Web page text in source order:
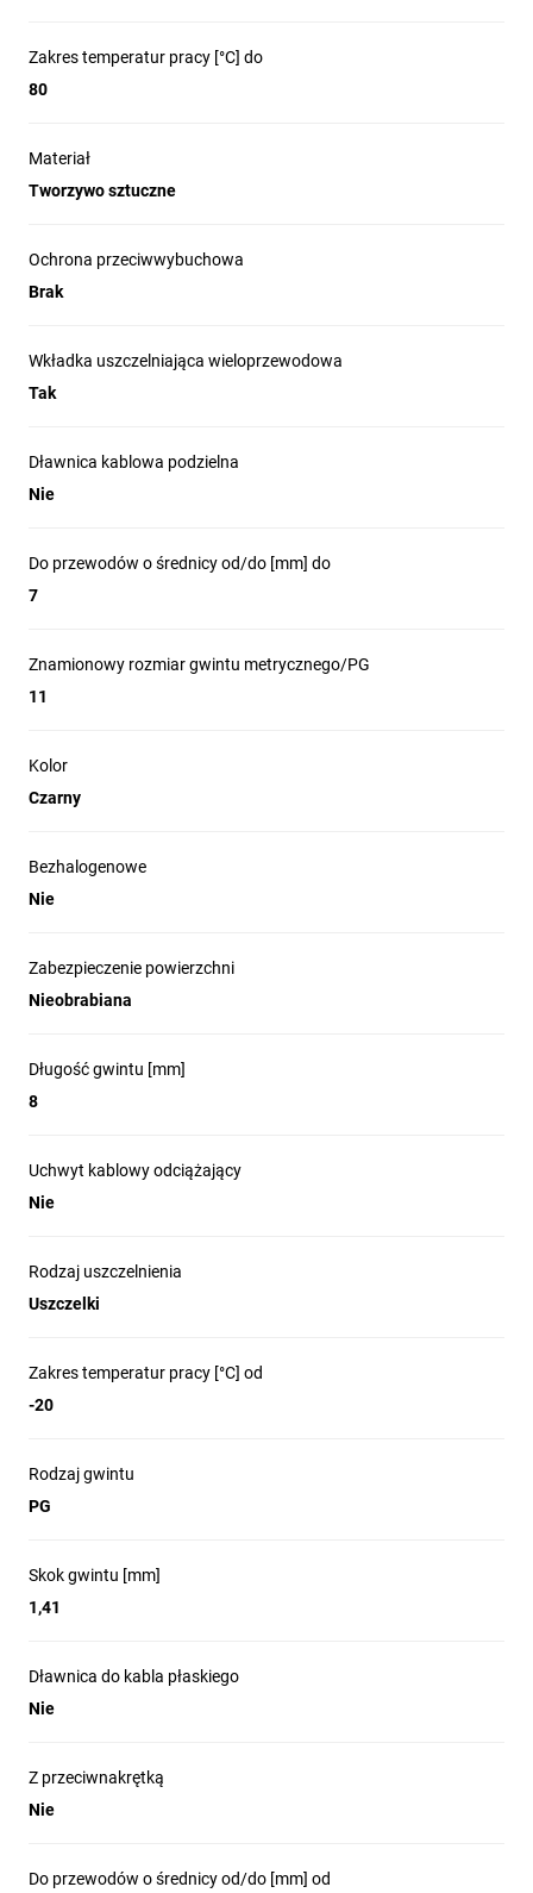
Zakres temperatur pracy [°C] do
80
Materiał
Tworzywo sztuczne
Ochrona przeciwwybuchowa
Brak
Wkładka uszczelniająca wieloprzewodowa
Tak
Dławnica kablowa podzielna
Nie
Do przewodów o średnicy od/do [mm] do
7
Znamionowy rozmiar gwintu metrycznego/PG
11
Kolor
Czarny
Bezhalogenowe
Nie
Zabezpieczenie powierzchni
Nieobrabiana
Długość gwintu [mm]
8
Uchwyt kablowy odciążający
Nie
Rodzaj uszczelnienia
Uszczelki
Zakres temperatur pracy [°C] od
-20
Rodzaj gwintu
PG
Skok gwintu [mm]
1,41
Dławnica do kabla płaskiego
Nie
Z przeciwnakrętką
Nie
Do przewodów o średnicy od/do [mm] od